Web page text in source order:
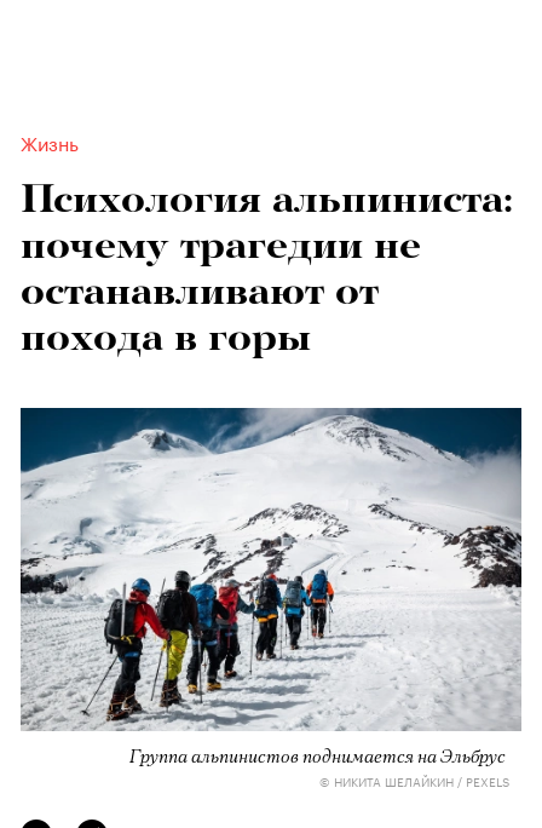
Жизнь
Психология альпиниста:
почему трагедии не
останавливают от
похода в горы
Группа альпинистов поднимается на Эльбрус
© НИКИТА ШЕЛАЙКИН / PEXELS